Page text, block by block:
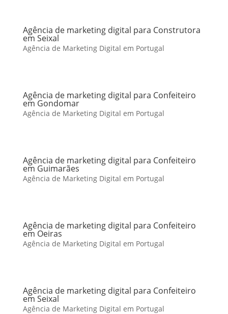
Agência de marketing digital para Construtora
em Seixal
Agência de Marketing Digital em Portugal
Agência de marketing digital para Confeiteiro
em Gondomar
Agência de Marketing Digital em Portugal
Agência de marketing digital para Confeiteiro
em Guimarães
Agência de Marketing Digital em Portugal
Agência de marketing digital para Confeiteiro
em Oeiras
Agência de Marketing Digital em Portugal
Agência de marketing digital para Confeiteiro
em Seixal
Agência de Marketing Digital em Portugal